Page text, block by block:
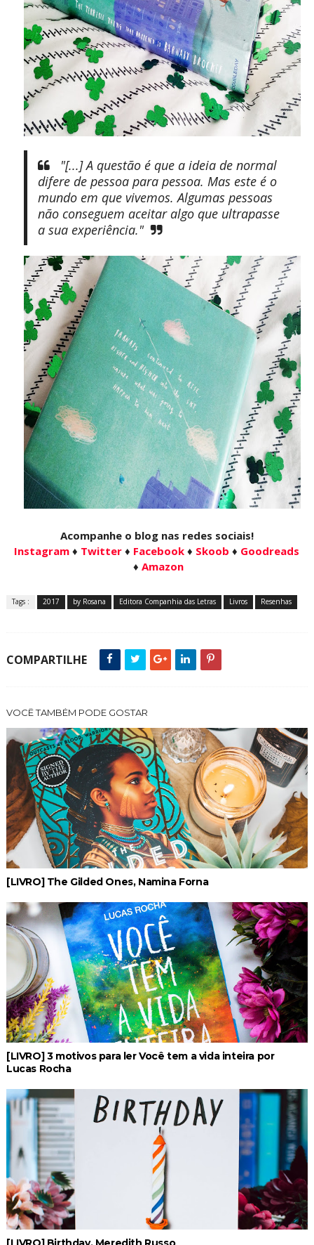
"[...] A questão é que a ideia de normal
difere de pessoa para pessoa. Mas este é o
mundo em que vivemos. Algumas pessoas
não conseguem aceitar algo que ultrapasse
a sua experiência."
Acompanhe o blog nas redes sociais!
Instagram ♦ Twitter ♦ Facebook ♦ Skoob ♦ Goodreads
♦ Amazon
Tags : 2017 by Rosana Editora Companhia das Letras Livros Resenhas
COMPARTILHE
VOCÊ TAMBÉM PODE GOSTAR
[LIVRO] The Gilded Ones, Namina Forna
[LIVRO] 3 motivos para ler Você tem a vida inteira por
Lucas Rocha